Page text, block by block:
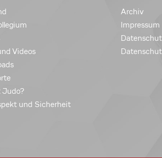
Videos
Judo?
und Sicherheit
Archiv
Impressum